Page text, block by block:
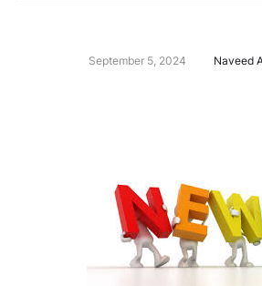
September 5, 2024 Naveed